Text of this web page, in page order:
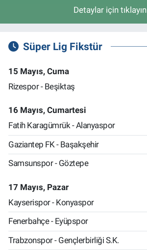
Detaylar için tıklayın
Süper Lig Fikstür
15 Mayıs, Cuma
Rizespor - Beşiktaş
16 Mayıs, Cumartesi
Fatih Karagümrük - Alanyaspor
Gaziantep FK - Başakşehir
Samsunspor - Göztepe
17 Mayıs, Pazar
Kayserispor - Konyaspor
Fenerbahçe - Eyüpspor
Trabzonspor - Gençlerbirliği S.K.